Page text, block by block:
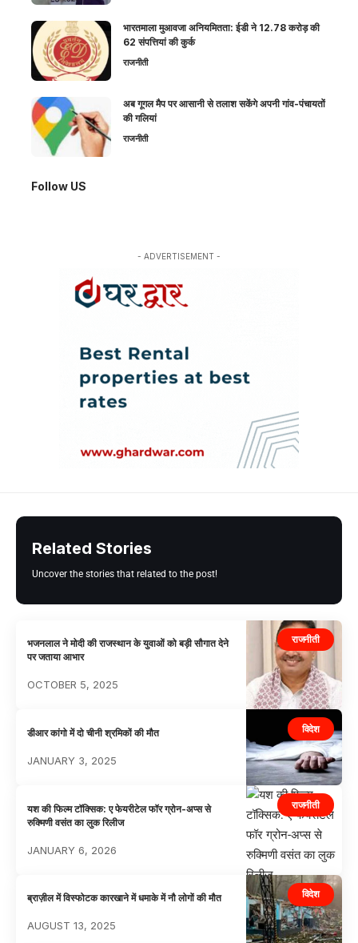
भारतमाला मुआवजा अनियमितता: ईडी ने 12.78 करोड़ की
62 संपत्तियां की कुर्क
राजनीती
अब गूगल मैप पर आसानी से तलाश सकेंगे अपनी गांव-पंचायतों
की गलियां
राजनीती
Follow US
- ADVERTISEMENT -
Related Stories
Uncover the stories that related to the post!
राजनीती
भजनलाल ने मोदी की राजस्थान के युवाओं को बड़ी सौगात देने
पर जताया आभार
OCTOBER 5, 2025
विदेश
डीआर कांगो में दो चीनी श्रमिकों की मौत
JANUARY 3, 2025
राजनीती
यश की फिल्म टॉक्सिक: ए फेयरीटेल फॉर ग्रोन-अप्स से
रुक्मिणी वसंत का लुक रिलीज
JANUARY 6, 2026
विदेश
ब्राज़ील में विस्फोटक कारखाने में धमाके में नौ लोगों की मौत
AUGUST 13, 2025